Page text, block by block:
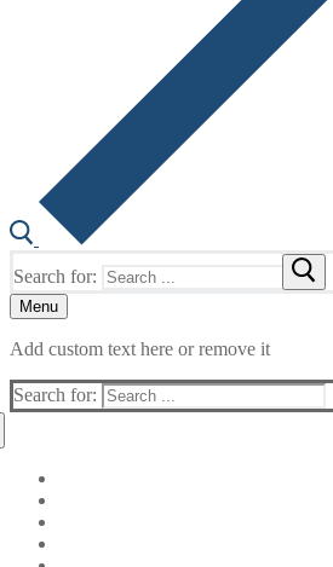
Search for:
Menu
Add custom text here or remove it
Search for: